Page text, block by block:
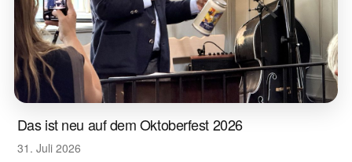
Das ist neu auf dem Oktoberfest 2026
31. Juli 2026